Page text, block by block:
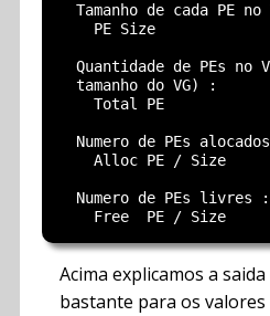
Tamanho de cada PE no
PE Size
Quantidade de PEs no
  tamanho do VG) :
Total PE
Numero de PEs alocados
Alloc PE / Size
  Numero de PEs livres :
Acima explicamos a
bastante para os